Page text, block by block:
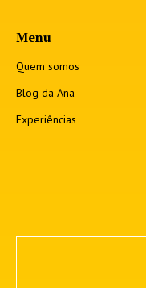
Menu
Quem somos
Blog da Ana
Experiências